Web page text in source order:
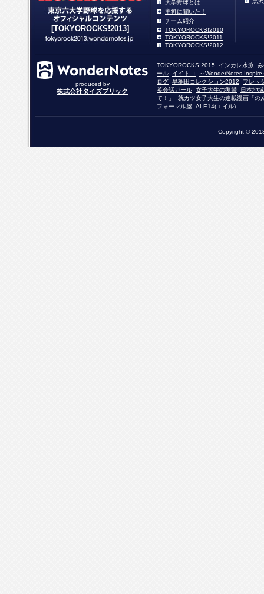
[TOKYOROCKS!2013]
大学野球とは
主将に聞いた！
チーム紹介
TOKYOROCKS!2010
TOKYOROCKS!2011
TOKYOROCKS!2012
produced by
株式会社タイズブリック
TOKYOROCKS!2015 インカレ水泳
ール
イイトコ
～WonderNotes Inspire
ログ 早稲田コレクション2012
フレッ
英会話ガール 女子大生の復讐
日本地
て！」
就カツ女子大生の連載漫画「の
フォーマル屋
ALE14(エイル)
Copyright ©